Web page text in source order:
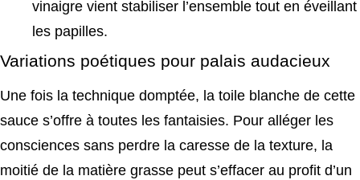
vinaigre vient stabiliser l’ensemble tout en éveillant
les papilles.
Variations poétiques pour palais audacieux
Une fois la technique domptée, la toile blanche de cette
sauce s’offre à toutes les fantaisies. Pour alléger les
consciences sans perdre la caresse de la texture, la
moitié de la matière grasse peut s’effacer au profit d’un